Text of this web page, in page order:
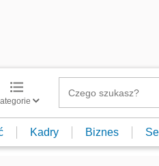
Kadry Biznes